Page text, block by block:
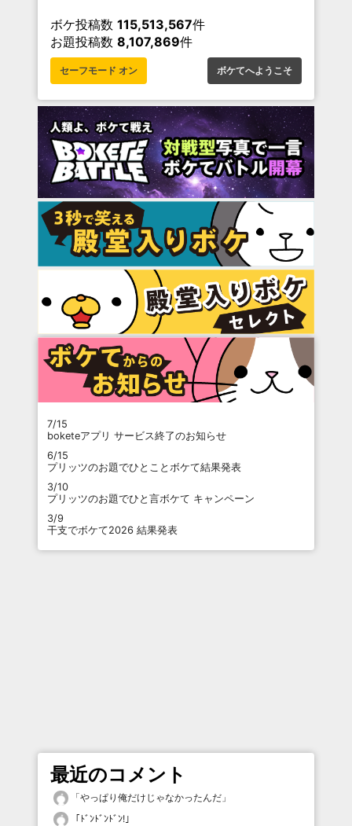
ボケ投稿数 115,513,567件
お題投稿数 8,107,869件
セーフモード オン ボケてへようこそ
7/15
boketeアプリ サービス終了のお知らせ
6/15
プリッツのお題でひとことボケて結果発表
3/10
プリッツのお題でひと言ボケて キャンペーン
3/9
干支でボケて2026 結果発表
最近のコメント
「やっぱり俺だけじゃなかったんだ 」
「 ﾄﾞﾝﾄﾞﾝﾄﾞﾝ! 」